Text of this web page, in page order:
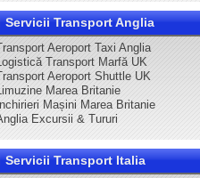
Servicii Transport Anglia
Aeroport Taxi Anglia
Transport Marfă UK
Aeroport Shuttle UK
Marea Britanie
Închirieri Mașini Marea Britanie
Excursii & Tururi
Servicii Transport Italia